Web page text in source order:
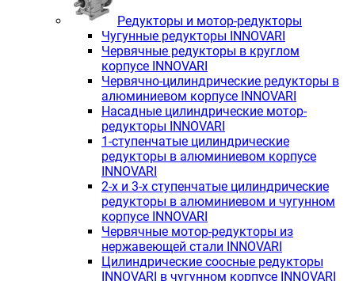
Редукторы и мотор-редукторы
Чугунные редукторы INNOVARI
Червячные редукторы в круглом
корпусе INNOVARI
Червячно-цилиндрические редукторы в
алюминиевом корпусе INNOVARI
Насадные цилиндрические мотор-
редукторы INNOVARI
1-ступенчатые цилиндрические
редукторы в алюминиевом корпусе
INNOVARI
2-х и 3-х ступенчатые цилиндрические
редукторы в алюминиевом и чугунном
корпусе INNOVARI
Червячные мотор-редукторы из
нержавеющей стали INNOVARI
Цилиндрические соосные редукторы
INNOVARI в чугунном корпусе INNOVARI